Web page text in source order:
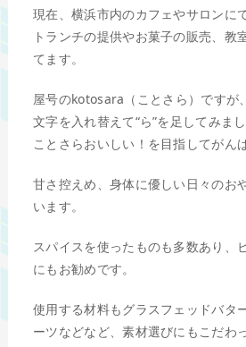
現在、横浜市内のカフェやサロンに
トランチの提供やお菓子の販売、教
てます。
屋号のkotosara（ことさら）ですが
文字を入れ替えて“ら”を足してみまし
ことさらおいしい！を目指してがん
甘さ控えめ、身体に優しい日々のお
います。
スパイスを使ったものも多数あり、
にもお勧めです。
使用する材料もグラスフェッドバタ
ーツなどなど、素材選びにもこだわ